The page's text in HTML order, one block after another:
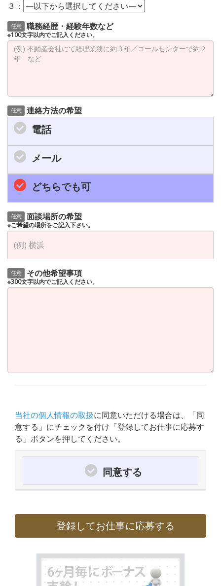
３：
任意 職務経歴・経験年数など
※100文字以内でご記入ください。
任意 連絡方法の希望
電話
メール
どちらでも可
任意 面談場所の希望
※ご希望の場所をご記入下さい。
任意 その他希望事項
※300文字以内でご記入ください。
当社の個人情報の取扱に同意いただける場合は、「同
意する」にチェックを付け「登録してお仕事に応募す
る」ボタンを押してください。
同意する